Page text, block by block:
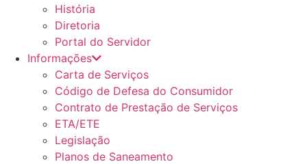
História
Diretoria
Portal do Servidor
Informações
Carta de Serviços
Código de Defesa do Consumidor
Contrato de Prestação de Serviços
ETA/ETE
Legislação
Planos de Saneamento